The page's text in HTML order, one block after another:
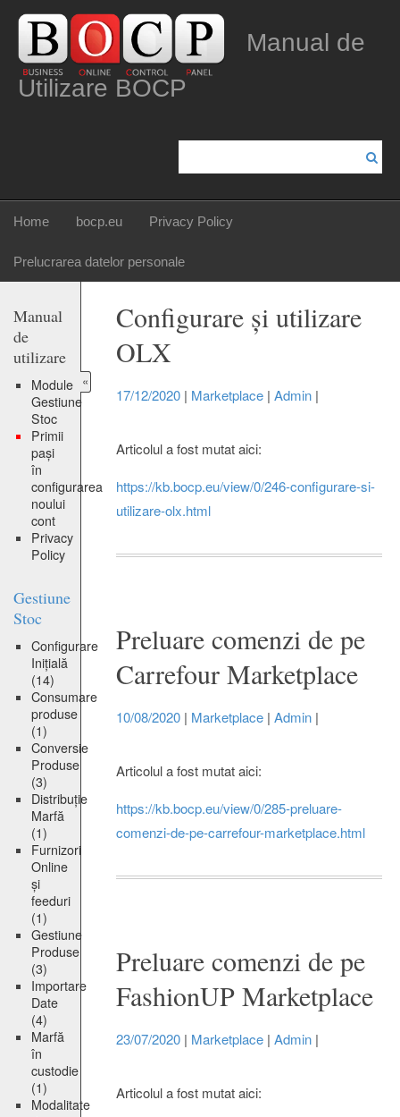
Manual de
Utilizare BOCP
Home bocp.eu Privacy Policy
Prelucrarea datelor personale
Manual
de
utilizare
Module
Gestiune
Stoc
Primii
pași
în
configurarea
noului
cont
Privacy
Policy
Gestiune
Stoc
Configurare
Inițială
(14)
Consumare
produse
(1)
Conversie
Produse
(3)
Distribuție
Marfă
(1)
Furnizori
Online
și
feeduri
(1)
Gestiune
Produse
(3)
Importare
Date
(4)
Marfă
în
custodie
(1)
Modalitate
«
Configurare și utilizare
OLX
17/12/2020| Marketplace| Admin|
Articolul a fost mutat aici:
https://kb.bocp.eu/view/0/246-configurare-si-
utilizare-olx.html
Preluare comenzi de pe
Carrefour Marketplace
10/08/2020| Marketplace| Admin|
Articolul a fost mutat aici:
https://kb.bocp.eu/view/0/285-preluare-
comenzi-de-pe-carrefour-marketplace.html
Preluare comenzi de pe
FashionUP Marketplace
23/07/2020| Marketplace| Admin|
Articolul a fost mutat aici: